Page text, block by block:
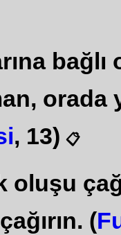
bağlı
, 13) 📋
(